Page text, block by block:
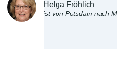
Helga Fröhlich
ist von Potsdam nach